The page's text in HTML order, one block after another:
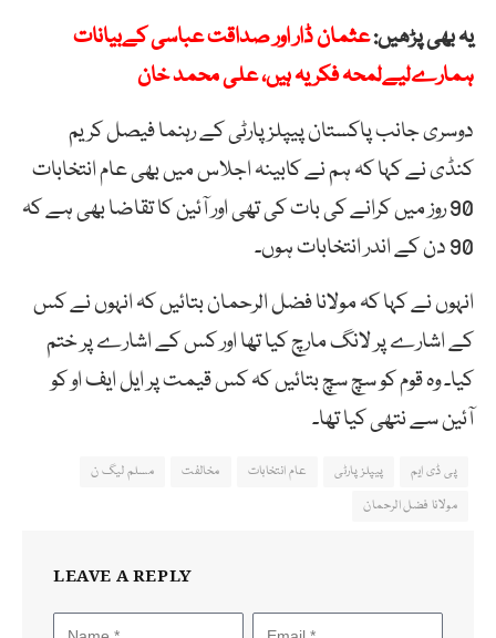
یہ بھی پڑھیں:عثمان ڈار اور صداقت عباسی کےبیانات
ہمارےلیےلمحہ فکریہ ہیں، علی محمد خان
دوسری جانب پاکستان پیپلز پارٹی کے رہنما فیصل کریم
کنڈی نے کہا کہ ہم نے کابینہ اجلاس میں بھی عام انتخابات
90 روز میں کرانے کی بات کی تھی اور آئین کا تقاضا بھی ہے کہ
90 دن کے اندر انتخابات ہوں۔
انہوں نے کہا کہ مولانا فضل الرحمان بتائیں کہ انہوں نے کس
کے اشارے پر لانگ مارچ کیا تھا اور کس کے اشارے پر ختم
کیا۔ وہ قوم کو سچ سچ بتائیں کہ کس قیمت پر ایل ایف او کو
آئین سے نتھی کیا تھا۔
پی ڈی ایم پیپلز پارٹی عام انتخابات مخالفت
مسلم لیگ ن
مولانا فضل الرحمان
LEAVE A REPLY